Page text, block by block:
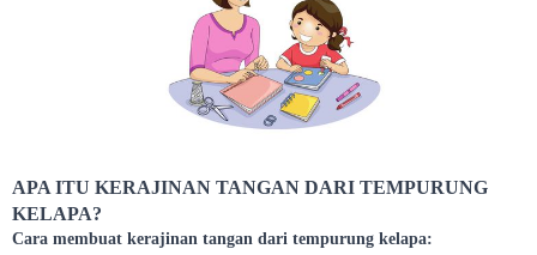
APA ITU KERAJINAN TANGAN DARI TEMPURUNG
KELAPA?
Cara membuat kerajinan tangan dari tempurung kelapa: